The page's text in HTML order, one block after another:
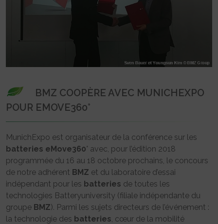
BMZ COOPÈRE AVEC MUNICHEXPO
POUR EMOVE360°
MunichExpo est organisateur de la conférence sur les
batteries eMove360° avec, pour l’édition 2018
programmée du 16 au 18 octobre prochains, le concours
de notre adhérent BMZ et du laboratoire d’essai
indépendant pour les batteries de toutes les
technologies Batteryuniversity (filiale indépendante du
groupe BMZ). Parmi les sujets directeurs de l’événement :
la technologie des batteries , cœur de la mobilité